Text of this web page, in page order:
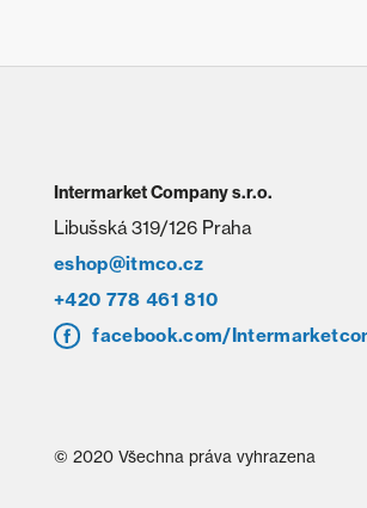
Intermarket Company s.r.o.
Libušská 319/126 Praha
eshop@itmco.cz
+420 778 461 810
facebook.com/
© 2020 Všechna práva vyhrazena